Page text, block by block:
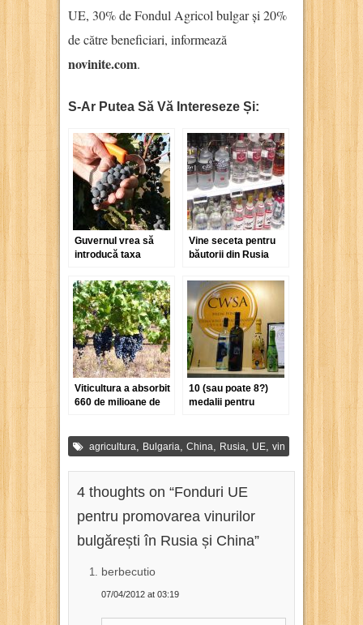
UE, 30% de Fondul Agricol bulgar și 20%
de către beneficiari, informează
novinite.com.
S-Ar Putea Să Vă Intereseze Și:
Guvernul vrea să
introducă taxa
Vine seceta pentru
băutorii din Rusia
Viticultura a absorbit
660 de milioane de
10 (sau poate 8?)
medalii pentru
Awards
agricultura Bulgaria China Rusia UE vin
4 thoughts on “Fonduri UE
pentru promovarea vinurilor
bulgărești în Rusia și China”
berbecutio
07/04/2012 at 03:19